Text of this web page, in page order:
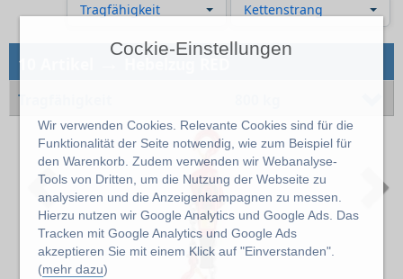
Cockie-Einstellungen
Wir verwenden Cookies. Relevante Cookies sind für die
Funktionalität der Seite notwendig, wie zum Beispiel für
den Warenkorb. Zudem verwenden wir Webanalyse-
Tools von Dritten, um die Nutzung der Webseite zu
analysieren und die Anzeigenkampagnen zu messen.
Hierzu nutzen wir Google Analytics und Google Ads. Das
Tracken mit Google Analytics und Google Ads
akzeptieren Sie mit einem Klick auf "Einverstanden".
(mehr dazu)
Tragfähigkeit Kettenstrang
10 Artikel →
Tragfähigkeit
Previous